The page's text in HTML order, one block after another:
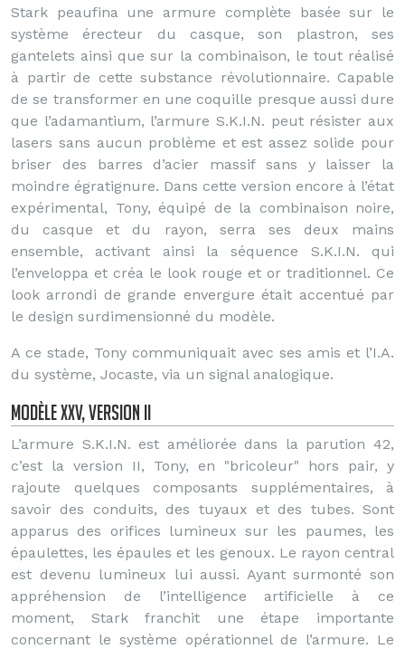
Stark peaufina une armure complète basée sur le
système érecteur du casque, son plastron, ses
gantelets ainsi que sur la combinaison, le tout réalisé
à partir de cette substance révolutionnaire. Capable
de se transformer en une coquille presque aussi dure
que l’adamantium, l’armure S.K.I.N. peut résister aux
lasers sans aucun problème et est assez solide pour
briser des barres d’acier massif sans y laisser la
moindre égratignure. Dans cette version encore à l’état
expérimental, Tony, équipé de la combinaison noire,
du casque et du rayon, serra ses deux mains
ensemble, activant ainsi la séquence S.K.I.N. qui
l’enveloppa et créa le look rouge et or traditionnel. Ce
look arrondi de grande envergure était accentué par
le design surdimensionné du modèle.
A ce stade, Tony communiquait avec ses amis et l’I.A.
du système, Jocaste, via un signal analogique.
Modèle XXV, Version II
L’armure S.K.I.N. est améliorée dans la parution 42,
c’est la version II, Tony, en "bricoleur" hors pair, y
rajoute quelques composants supplémentaires, à
savoir des conduits, des tuyaux et des tubes. Sont
apparus des orifices lumineux sur les paumes, les
épaulettes, les épaules et les genoux. Le rayon central
est devenu lumineux lui aussi. Ayant surmonté son
appréhension de l’intelligence artificielle à ce
moment, Stark franchit une étape importante
concernant le système opérationnel de l’armure. Le